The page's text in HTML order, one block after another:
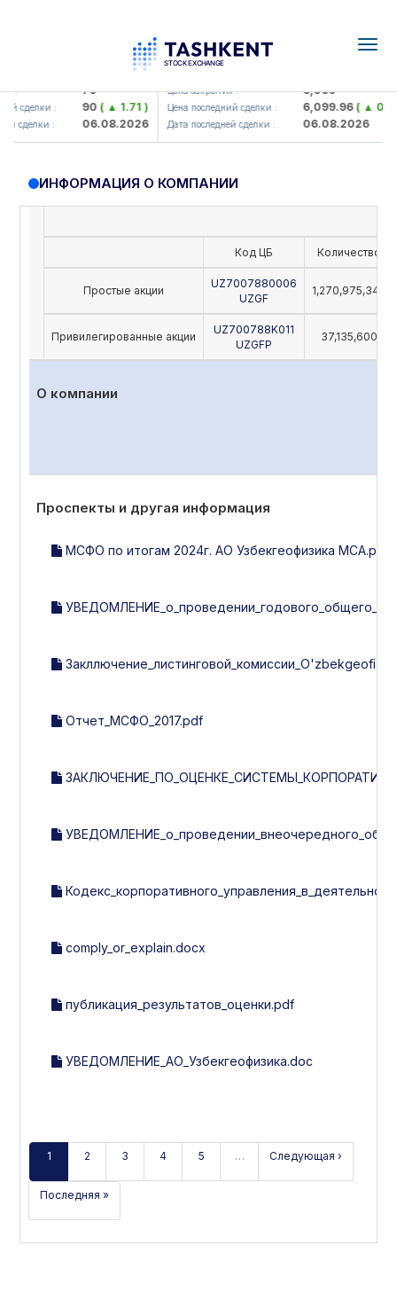
: 79
сделки : 90( ▲ 1.71 )
сделки : 06.08.2026
UZMK (<O'zmetkombinat> AJ)
Цена закрытия : 6,099
Цена последний сделки : 6,099.96( ▲ 0.08
Дата последней сделки : 06.08.2026
ИНФОРМАЦИЯ О КОМПАНИИ
Код ЦБ Количество
Простые акции
UZ7007880006
UZGF
1,270,975,342
Привилегированные акции
UZ700788K011
UZGFP
37,135,600
О компании
Проспекты и другая информация
МСФО по итогам 2024г. АО Узбекгеофизика МСА.pdf
Отчет_МСФО_2017.pdf
comply_or_explain.docx
публикация_результатов_оценки.pdf
УВЕДОМЛЕНИЕ_АО_Узбекгеофизика.doc
1 2 3 4 5 … Следующая ›
Последняя »